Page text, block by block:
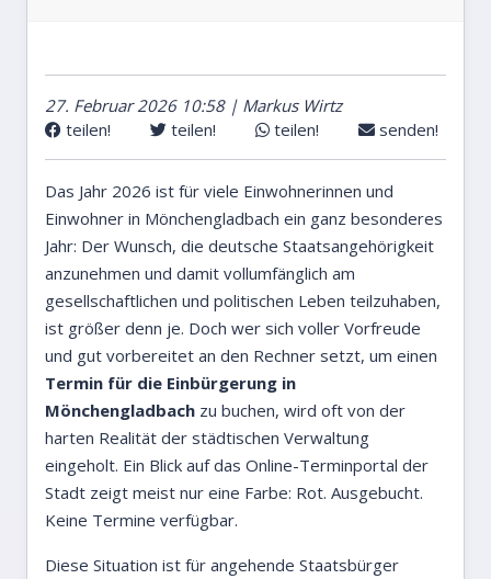
27. Februar 2026 10:58 | Markus Wirtz
teilen!
teilen! teilen! senden!
Das Jahr 2026 ist für viele Einwohnerinnen und
Einwohner in Mönchengladbach ein ganz besonderes
Jahr: Der Wunsch, die deutsche Staatsangehörigkeit
anzunehmen und damit vollumfänglich am
gesellschaftlichen und politischen Leben teilzuhaben,
ist größer denn je. Doch wer sich voller Vorfreude
und gut vorbereitet an den Rechner setzt, um einen
Termin für die Einbürgerung in
Mönchengladbach zu buchen, wird oft von der
harten Realität der städtischen Verwaltung
eingeholt. Ein Blick auf das Online-Terminportal der
Stadt zeigt meist nur eine Farbe: Rot. Ausgebucht.
Keine Termine verfügbar.
Diese Situation ist für angehende Staatsbürger